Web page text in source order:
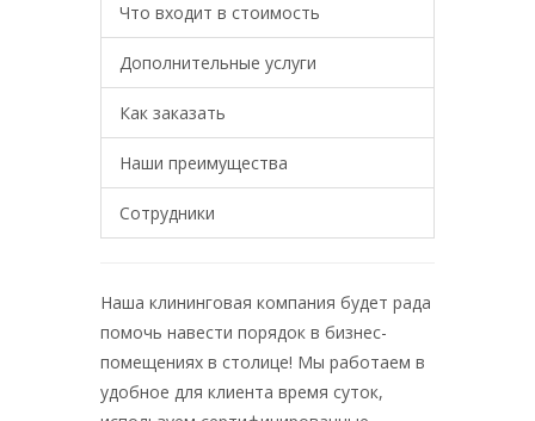
Что входит в стоимость
Дополнительные услуги
Как заказать
Наши преимущества
Сотрудники
Наша клининговая компания будет рада
помочь навести порядок в бизнес-
помещениях в столице! Мы работаем в
удобное для клиента время суток,